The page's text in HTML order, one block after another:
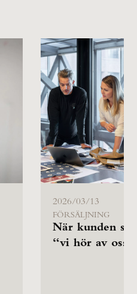
2026/03/13
FÖRSÄLJNING
När kunden
“vi hör av oss”